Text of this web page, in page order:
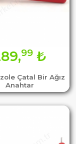
Çatal Bir Ağız
Anahtar
99 ₺